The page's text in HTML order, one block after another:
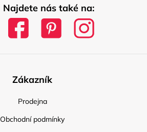
Najdete nás také na:
Zákazník
Prodejna
Obchodní podmínky